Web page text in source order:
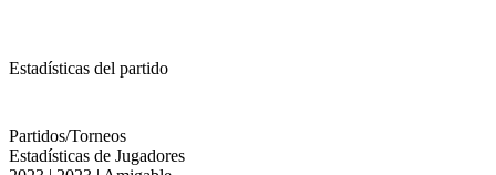
Estadísticas del partido
Partidos/Torneos
Estadísticas de Jugadores